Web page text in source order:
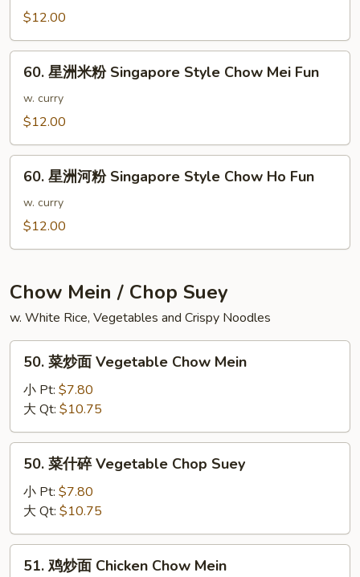
House
Special
Chow
Mei
炒
河
House
Special
Chow
Ho
Fun
$12.00
60.
Singapore
Style
Fun
60. 星洲米粉 Singapore Style Chow Mei Fun
w. curry
$12.00
60.
Chow
Ho
Fun
60. 星洲河粉 Singapore Style Chow Ho Fun
w. curry
$12.00
Chow Mein / Chop Suey
w. White Rice, Vegetables and Crispy Noodles
50.
Vegetable
Chow
Mein
50. 菜炒面 Vegetable Chow Mein
小 Pt: $7.80
大 Qt: $10.75
50.
Vegetable
Chop
Suey
50. 菜什碎 Vegetable Chop Suey
小 Pt: $7.80
大 Qt: $10.75
51.
51. 鸡炒面 Chicken Chow Mein